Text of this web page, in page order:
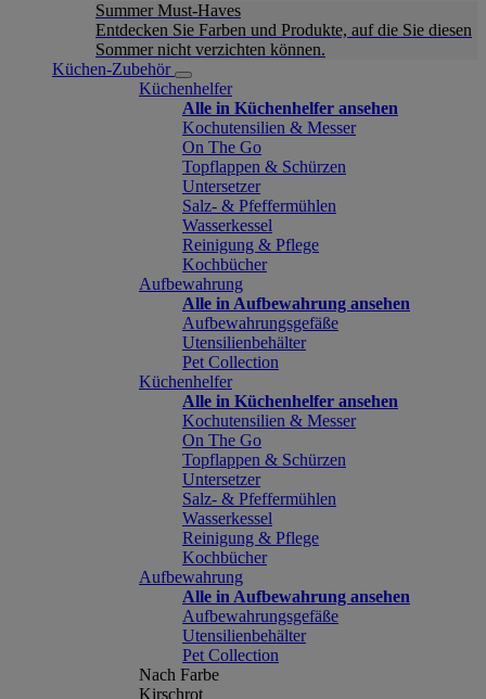
Summer Must-Haves
Entdecken Sie Farben und Produkte, auf die Sie diesen
Sommer nicht verzichten können.
Küchen-Zubehör
Küchenhelfer
Alle in Küchenhelfer ansehen
Kochutensilien & Messer
On The Go
Topflappen & Schürzen
Untersetzer
Salz- & Pfeffermühlen
Wasserkessel
Reinigung & Pflege
Kochbücher
Aufbewahrung
Alle in Aufbewahrung ansehen
Aufbewahrungsgefäße
Utensilienbehälter
Pet Collection
Küchenhelfer
Alle in Küchenhelfer ansehen
Kochutensilien & Messer
On The Go
Topflappen & Schürzen
Untersetzer
Salz- & Pfeffermühlen
Wasserkessel
Reinigung & Pflege
Kochbücher
Aufbewahrung
Alle in Aufbewahrung ansehen
Aufbewahrungsgefäße
Utensilienbehälter
Pet Collection
Nach Farbe
Kirschrot